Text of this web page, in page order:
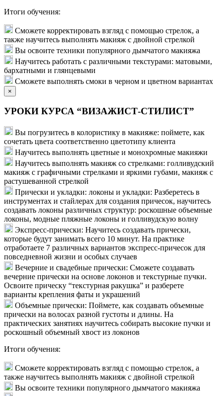
Итоги обучения:
Сможете корректировать взгляд с помощью стрелок, а
также научитесь выполнять макияж с двойной стрелкой
Вы освоите техники популярного дымчатого макияжа
Научитесь работать с различными текстурами: матовыми,
бархатными и глянцевыми
Сможете выполнять смоки в черном и цветном вариантах
×
УРОКИ КУРСА “ВИЗАЖИСТ-СТИЛИСТ”
Вы погрузитесь в колористику в макияже: поймете, как
сочетать цвета соответственно цветотипу клиента
Научитесь выполнять цветные и монохромные макияжи
Научитесь выполнять макияж со стрелками: голливудский
макияж с графичными стрелками и яркими губами, макияж с
растушеванной стрелкой
Прически и укладки: локоны и укладки: Разберетесь в
инструментах и стайлерах для создания причесок, научитесь
создавать локоны различных структур: роскошные объемные
локоны, модные пляжные локоны и голливудскую волну
Экспресс-прически: Научитесь создавать прически,
которые будут занимать всего 10 минут. На практике
отработаете 7 различных вариантов экспресс-причесок для
повседневной жизни и особых случаев
Вечерние и свадебные прически: Сможете создавать
вечерние прически на основе локонов и текстурные пучки.
Освоите прическу “текстурная ракушка” и разберете
варианты крепления фаты и украшений
Объемные прически: Поймете, как создавать объемные
прически на волосах разной густоты и длины. На
практических занятиях научитесь собирать высокие пучки и
роскошный объемный хвост из локонов
Итоги обучения:
Сможете корректировать взгляд с помощью стрелок, а
также научитесь выполнять макияж с двойной стрелкой
Вы освоите техники популярного дымчатого макияжа